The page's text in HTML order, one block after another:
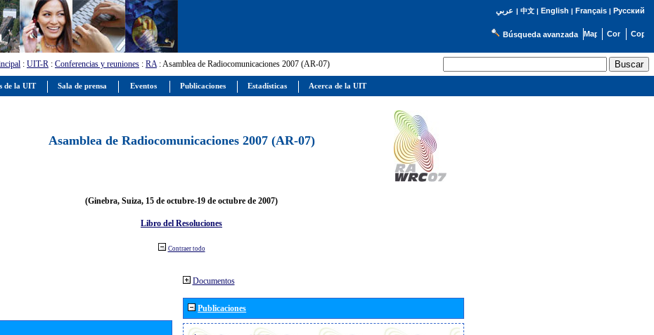
عربي | 中文| English | Français| Русский
Búsqueda avanzada
: UIT-R : Conferencias y reuniones : RA: Asamblea de Radiocomunicaciones 2007 (AR-07)
Asamblea de Radiocomunicaciones 2007 (AR-07)
(Ginebra, Suiza, 15 de octubre-19 de octubre de 2007)
Libro del Resoluciones
Contraer todo
Documentos
Publicaciones
de la UIT Sala de prensa Eventos Publicaciones Estadísticas Acerca de la UIT